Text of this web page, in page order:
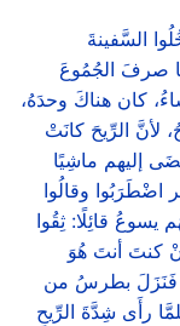
السَّفينةَ
صرفَ الجُمُوعَ
كان هناكَ وحدَهُ،
لأنَّ الرِّيحَ كانَتْ
إليهم ماشِيًا
اضْطَرَبُوا وقالُوا
قائِلًا: ثِقُوا
كنتَ أنتَ هُوَ
فَنَزَلَ بطرسُ من
رأَى شِدَّةَ الرِّيحِ